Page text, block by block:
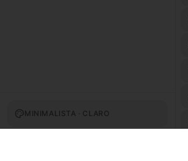
MINIMALISTA · CLARO